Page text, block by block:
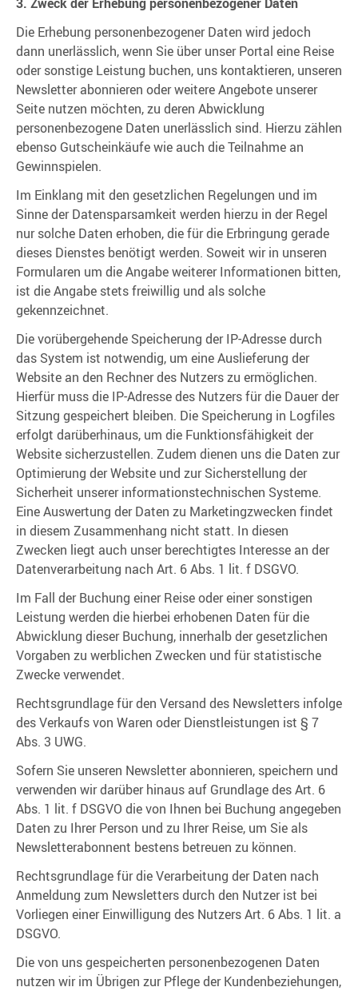
Die Erhebung personenbezogener Daten wird jedoch
dann unerlässlich, wenn Sie über unser Portal eine Reise
oder sonstige Leistung buchen, uns kontaktieren, unseren
Newsletter abonnieren oder weitere Angebote unserer
Seite nutzen möchten, zu deren Abwicklung
personenbezogene Daten unerlässlich sind. Hierzu zählen
ebenso Gutscheinkäufe wie auch die Teilnahme an
Gewinnspielen.
Im Einklang mit den gesetzlichen Regelungen und im
Sinne der Datensparsamkeit werden hierzu in der Regel
nur solche Daten erhoben, die für die Erbringung gerade
dieses Dienstes benötigt werden. Soweit wir in unseren
Formularen um die Angabe weiterer Informationen bitten,
ist die Angabe stets freiwillig und als solche
gekennzeichnet.
Die vorübergehende Speicherung der IP-Adresse durch
das System ist notwendig, um eine Auslieferung der
Website an den Rechner des Nutzers zu ermöglichen.
Hierfür muss die IP-Adresse des Nutzers für die Dauer der
Sitzung gespeichert bleiben. Die Speicherung in Logfiles
erfolgt darüberhinaus, um die Funktionsfähigkeit der
Website sicherzustellen. Zudem dienen uns die Daten zur
Optimierung der Website und zur Sicherstellung der
Sicherheit unserer informationstechnischen Systeme.
Eine Auswertung der Daten zu Marketingzwecken findet
in diesem Zusammenhang nicht statt. In diesen
Zwecken liegt auch unser berechtigtes Interesse an der
Datenverarbeitung nach Art. 6 Abs. 1 lit. f DSGVO.
Im Fall der Buchung einer Reise oder einer sonstigen
Leistung werden die hierbei erhobenen Daten für die
Abwicklung dieser Buchung, innerhalb der gesetzlichen
Vorgaben zu werblichen Zwecken und für statistische
Zwecke verwendet.
Rechtsgrundlage für den Versand des Newsletters infolge
des Verkaufs von Waren oder Dienstleistungen ist § 7
Abs. 3 UWG.
Sofern Sie unseren Newsletter abonnieren, speichern und
verwenden wir darüber hinaus auf Grundlage des Art. 6
Abs. 1 lit. f DSGVO die von Ihnen bei Buchung angegeben
Daten zu Ihrer Person und zu Ihrer Reise, um Sie als
Newsletterabonnent bestens betreuen zu können.
Rechtsgrundlage für die Verarbeitung der Daten nach
Anmeldung zum Newsletters durch den Nutzer ist bei
Vorliegen einer Einwilligung des Nutzers Art. 6 Abs. 1 lit. a
DSGVO.
Die von uns gespeicherten personenbezogenen Daten
nutzen wir im Übrigen zur Pflege der Kundenbeziehungen,